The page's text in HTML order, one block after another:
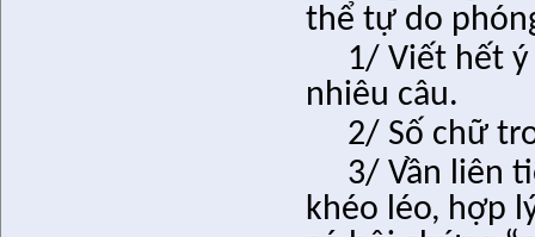
thể tự do
1/ Viết hết
nhiêu câu.
2/ Số chữ
3/ Vần liên
khéo léo, hợp